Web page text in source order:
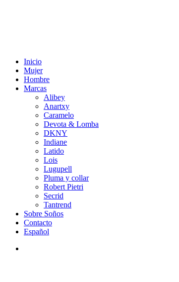
Inicio
Mujer
Hombre
Marcas
Alibey
Anartxy
Caramelo
Devota & Lomba
DKNY
Indiane
Latido
Lois
Lugupell
Pluma y collar
Robert Pietri
Secrid
Tantrend
Sobre Soños
Contacto
Español